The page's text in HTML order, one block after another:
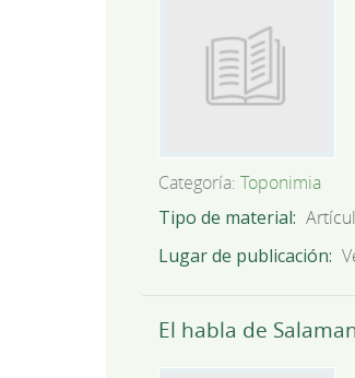
Categoría: Toponimia
Tipo de material
Lugar de publicación
El habla de